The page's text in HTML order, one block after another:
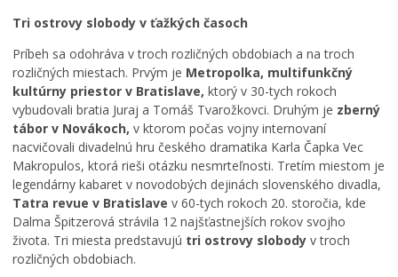
Tri ostrovy slobody v ťažkých časoch
Príbeh sa odohráva v troch rozličných obdobiach a na troch
rozličných miestach. Prvým je Metropolka, multifunkčný
kultúrny priestor v Bratislave, ktorý v 30-tych rokoch
vybudovali bratia Juraj a Tomáš Tvarožkovci. Druhým je zberný
tábor v Novákoch, v ktorom počas vojny internovaní
nacvičovali divadelnú hru českého dramatika Karla Čapka Vec
Makropulos, ktorá rieši otázku nesmrteľnosti. Tretím miestom je
legendárny kabaret v novodobých dejinách slovenského divadla,
Tatra revue v Bratislave v 60-tych rokoch 20. storočia, kde
Dalma Špitzerová strávila 12 najšťastnejších rokov svojho
života. Tri miesta predstavujú tri ostrovy slobody v troch
rozličných obdobiach.